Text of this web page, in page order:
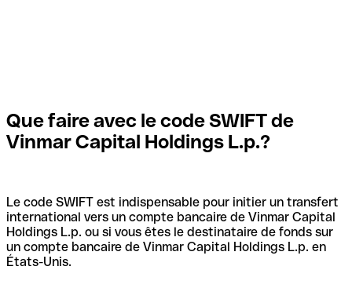
Que faire avec le code SWIFT de
Vinmar Capital Holdings L.p.?
Le code SWIFT est indispensable pour initier un transfert
international vers un compte bancaire de Vinmar Capital
Holdings L.p. ou si vous êtes le destinataire de fonds sur
un compte bancaire de Vinmar Capital Holdings L.p. en
États-Unis.